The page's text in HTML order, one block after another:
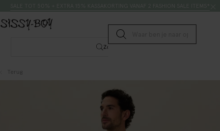
Submit search
Zoeken
Terug